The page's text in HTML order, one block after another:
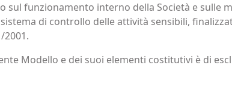
sul funzionamento interno della Società e sulle
di controllo delle attività sensibili,
2001.
Modello e dei suoi elementi costitutivi è di